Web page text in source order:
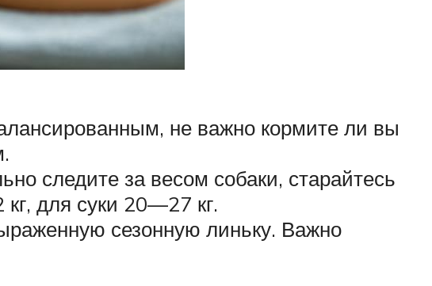
не важно кормите ли вы
следите за весом собаки, старайтесь
для суки 20—27 кг.
сезонную линьку. Важно